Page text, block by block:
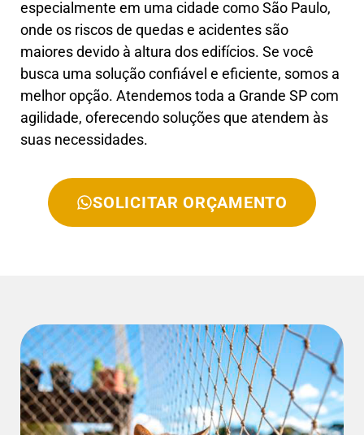
especialmente em uma cidade como São Paulo,
onde os riscos de quedas e acidentes são
maiores devido à altura dos edifícios. Se você
busca uma solução confiável e eficiente, somos a
melhor opção. Atendemos toda a Grande SP com
agilidade, oferecendo soluções que atendem às
suas necessidades.
SOLICITAR ORÇAMENTO